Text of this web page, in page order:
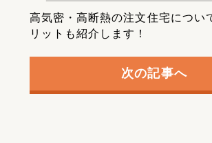
高気密・高断熱の注文住宅につい
リットも紹介します！
次の記事へ